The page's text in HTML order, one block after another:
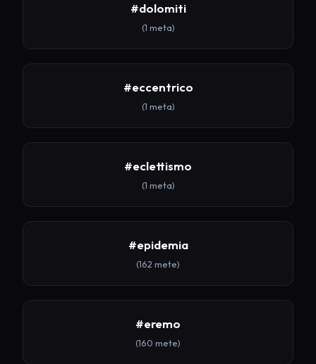
#dolomiti
(1 meta)
#eccentrico
(1 meta)
#eclettismo
(1 meta)
#epidemia
(162 mete)
#eremo
(160 mete)